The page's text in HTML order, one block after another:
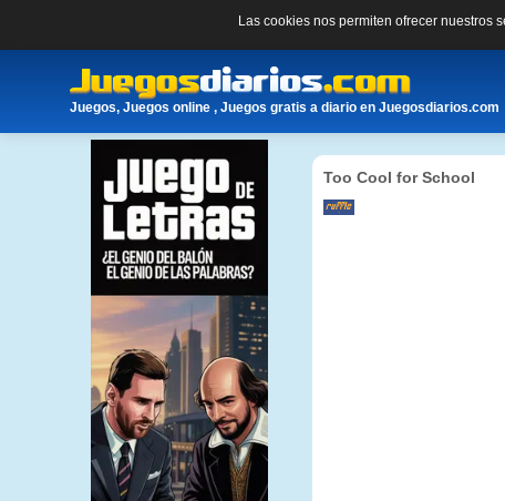
Las cookies nos permiten ofrecer nuestros
Juegos, Juegos online , Juegos gratis a diario en Juegosdiarios.com
Too Cool for School